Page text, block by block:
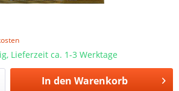
Lieferzeit ca. 1-3 Werktage
In den Warenkorb